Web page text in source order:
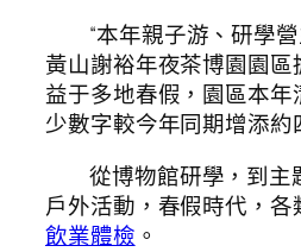
“本年親子游、研學
黃山謝裕年夜茶博園園
益于多地春假，園區本
少數字較今年同期增添約
從博物館研學，到主
戶外活動，春假時代，
飲業體檢 。